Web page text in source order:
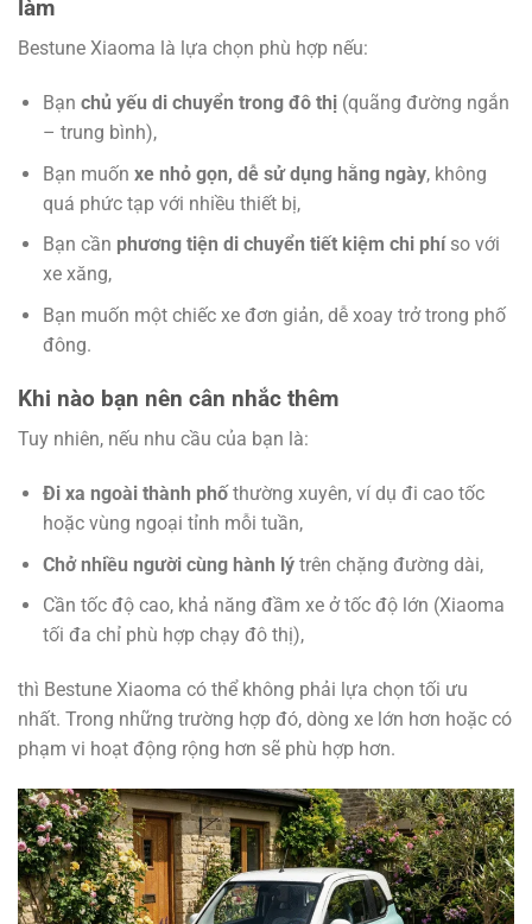
làm
Bestune Xiaoma là lựa chọn phù hợp nếu:
Bạn chủ yếu di chuyển trong đô thị(quãng đường ngắn
– trung bình),
Bạn muốn xe nhỏ gọn, dễ sử dụng hằng ngày, không
quá phức tạp với nhiều thiết bị,
Bạn cần phương tiện di chuyển tiết kiệm chi phíso với
xe xăng,
Bạn muốn một chiếc xe đơn giản, dễ xoay trở trong phố
đông.
Khi nào bạn nên cân nhắc thêm
Tuy nhiên, nếu nhu cầu của bạn là:
Đi xa ngoài thành phốthường xuyên, ví dụ đi cao tốc
hoặc vùng ngoại tỉnh mỗi tuần,
Chở nhiều người cùng hành lýtrên chặng đường dài,
Cần tốc độ cao, khả năng đầm xe ở tốc độ lớn (Xiaoma
tối đa chỉ phù hợp chạy đô thị),
thì Bestune Xiaoma có thể không phải lựa chọn tối ưu
nhất. Trong những trường hợp đó, dòng xe lớn hơn hoặc có
phạm vi hoạt động rộng hơn sẽ phù hợp hơn.